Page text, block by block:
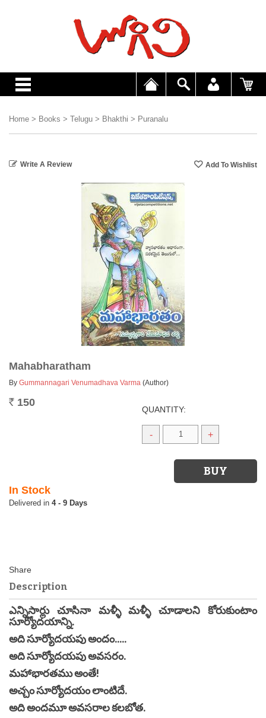
Home > Books > Telugu > Bhakthi > Puranalu
Write A Review
Mahabharatham
By Gummannagari Venumadhava Varma (Author)
Rs. 150
QUANTITY:
- +
In Stock
4 - 9 Days
Description
ఎన్నిసార్లు చూసినా మళ్ళీ మళ్ళీ చూడాలని కోరుకుంటాం
సూర్యోదయాన్ని.
అది సూర్యోదయపు అందం.....
అది సూర్యోదయపు అవసరం.
మహాభారతము అంతే!
అచ్చం సూర్యోదయం లాంటిదే.
అది అందమూ అవసరాల కలబోత.